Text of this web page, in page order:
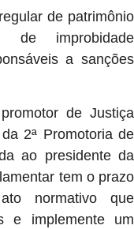
de patrimônio
de improbidade
a sanções
de Justiça
2ª Promotoria de
ao presidente da
tem o prazo
normativo que
e implemente um